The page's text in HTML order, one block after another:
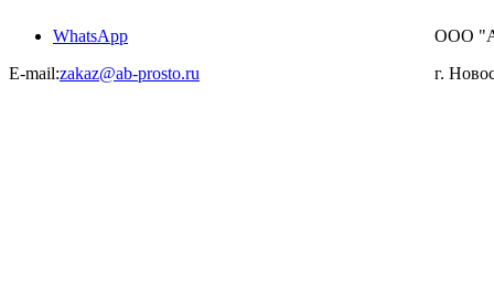
WhatsApp
ООО
E-mail:zakaz@ab-prosto.ru г.